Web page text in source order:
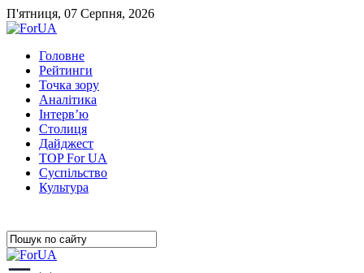
П'ятниця, 07 Серпня, 2026
Головне
Рейтинги
Точка зору
Аналітика
Інтерв’ю
Столиця
Дайджест
TOP For UA
Суспiльство
Культура